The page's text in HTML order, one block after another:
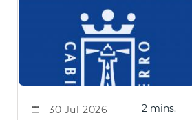
30 Jul 2026 2 mins.